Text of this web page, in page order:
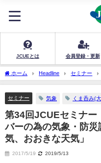
JCUEとは 会員登録・更新
ホーム Headline セミナー
ダイバーの為の気象・防災講座 第2回
セミナー 気象 くま呑み(
第34回JCUEセミナー
バーの為の気象・防
気、おおきな天気」
2017/5/19 2019/5/13